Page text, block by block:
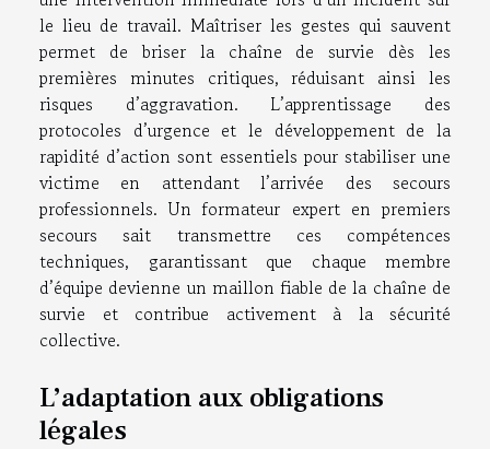
le lieu de travail. Maîtriser les gestes qui sauvent
permet de briser la chaîne de survie dès les
premières minutes critiques, réduisant ainsi les
risques d’aggravation. L’apprentissage des
protocoles d’urgence et le développement de la
rapidité d’action sont essentiels pour stabiliser une
victime en attendant l’arrivée des secours
professionnels. Un formateur expert en premiers
secours sait transmettre ces compétences
techniques, garantissant que chaque membre
d’équipe devienne un maillon fiable de la chaîne de
survie et contribue activement à la sécurité
collective.
L’adaptation aux obligations
légales